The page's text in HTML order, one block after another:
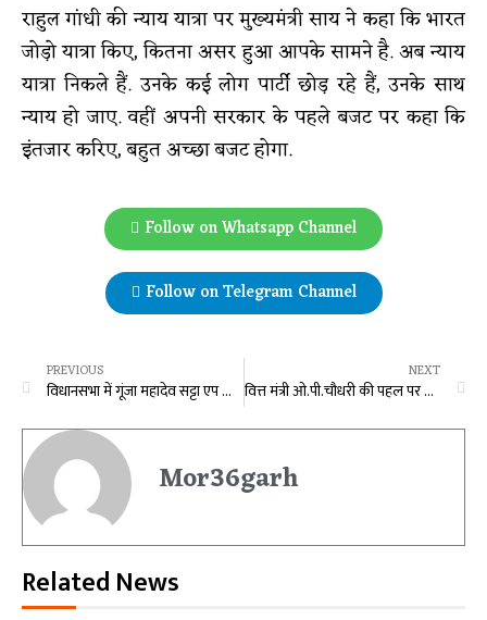
राहुल गांधी की न्याय यात्रा पर मुख्यमंत्री साय ने कहा कि भारत
जोड़ो यात्रा किए, कितना असर हुआ आपके सामने है. अब न्याय
यात्रा निकले हैं. उनके कई लोग पार्टी छोड़ रहे हैं, उनके साथ
न्याय हो जाए. वहीं अपनी सरकार के पहले बजट पर कहा कि
इंतजार करिए, बहुत अच्छा बजट होगा.
Follow on Whatsapp Channel
Follow on Telegram Channel
PREVIOUS
विधानसभा में गूंजा महादेव सट्टा एप का मामला
NEXT
वित्त मंत्री ओ.पी.चौधरी की पहल पर रायगढ़ नगर निगम के विकास कार्य हेतु 10.61 करोड़ रूपए के कार्य स्वीकृत
Mor36garh
Related News